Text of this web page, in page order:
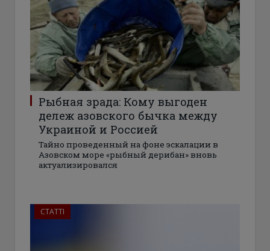
Рыбная зрада: Кому выгоден
дележ азовского бычка между
Украиной и Россией
Тайно проведенный на фоне эскалации в
Азовском море «рыбный дерибан» вновь
актуализировался
СТАТТІ